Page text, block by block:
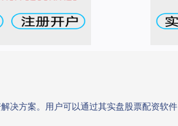
方案。用户可以通过其实盘股票配资软件